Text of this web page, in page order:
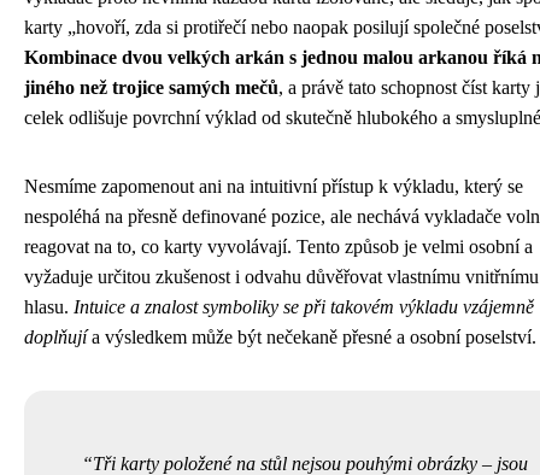
karty „hovoří, zda si protiřečí nebo naopak posilují společné
Kombinace dvou velkých arkán s jednou malou arkanou říká
jiného než trojice samých mečů, a právě tato schopnost číst karty
celek odlišuje povrchní výklad od skutečně hlubokého a
Nesmíme zapomenout ani na intuitivní přístup k výkladu, který se
nespoléhá na přesně definované pozice, ale nechává vykladače
reagovat na to, co karty vyvolávají. Tento způsob je velmi osobní a
vyžaduje určitou zkušenost i odvahu důvěřovat vlastnímu vnitřnímu
hlasu. Intuice a znalost symboliky se při takovém výkladu vzájemně
doplňujía výsledkem může být nečekaně přesné a osobní poselství.
Tři karty položené na stůl nejsou pouhými obrázky – jsou